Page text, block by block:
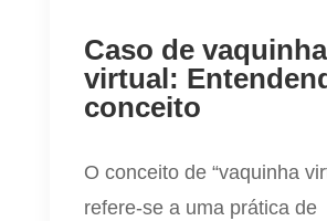
Caso de vaquinha
virtual:
conceito
O conceito de “vaquinha
refere-se a uma prática de